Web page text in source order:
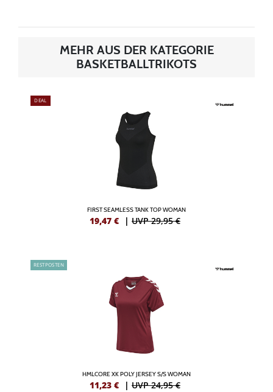
MEHR AUS DER KATEGORIE
BASKETBALLTRIKOTS
DEAL
FIRST SEAMLESS TANK TOP WOMAN
19,47 € | UVP 29,95 €
RESTPOSTEN
HMLCORE XK POLY JERSEY S/S WOMAN
11,23 € | UVP 24,95 €